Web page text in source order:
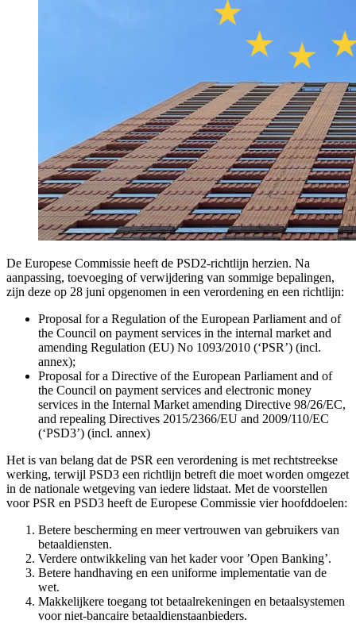
De Europese Commissie heeft de PSD2-richtlijn herzien. Na
aanpassing, toevoeging of verwijdering van sommige bepalingen,
zijn deze op 28 juni opgenomen in een verordening en een richtlijn:
Proposal for a Regulation of the European Parliament and of
the Council on payment services in the internal market and
amending Regulation (EU) No 1093/2010 (‘PSR’) (incl.
annex);
Proposal for a Directive of the European Parliament and of
the Council on payment services and electronic money
services in the Internal Market amending Directive 98/26/EC,
and repealing Directives 2015/2366/EU and 2009/110/EC
(‘PSD3’) (incl. annex)
Het is van belang dat de PSR een verordening is met rechtstreekse
werking, terwijl PSD3 een richtlijn betreft die moet worden omgezet
in de nationale wetgeving van iedere lidstaat. Met de voorstellen
voor PSR en PSD3 heeft de Europese Commissie vier hoofddoelen:
Betere bescherming en meer vertrouwen van gebruikers van
betaaldiensten.
Verdere ontwikkeling van het kader voor ’Open Banking’.
Betere handhaving en een uniforme implementatie van de
wet.
Makkelijkere toegang tot betaalrekeningen en betaalsystemen
voor niet-bancaire betaaldienstaanbieders.